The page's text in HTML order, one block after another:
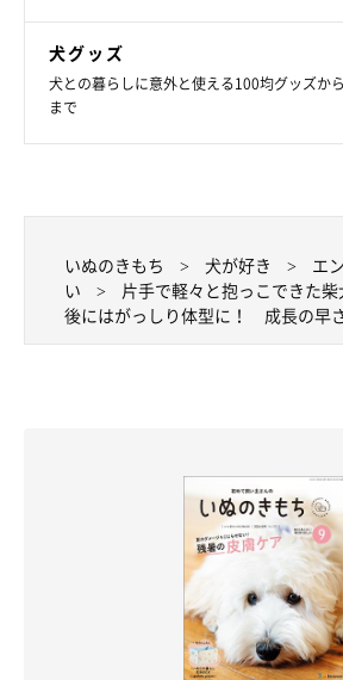
お迎えして間もないころのつむぎくん。
実際にお迎えしてからは、最初からトイ
レができるなど、賢い一面も見せていた
「可愛い、尊いとい
犬グッズ
犬との暮らしに意外と使える100均グッズか
まで
いぬのきもち 犬が好き エ
い
片手で軽々と抱っこできた
後にはがっしり体型に！ 成長の早